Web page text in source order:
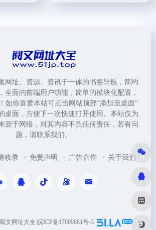
网址、资源、资讯于一体的书签导航，简约
全面的前端用户功能，简单的模块化配置，
如你喜爱本站可点击网站顶部“添加至桌面”
桌面，方便下一次快速打开使用。本站仅为
源于网络，对其内容不负任何责任，若有问
题，请联系我们。
收录 免责声明 广告合作 关于我们
阅文网址大全 皖ICP备17009881号-3